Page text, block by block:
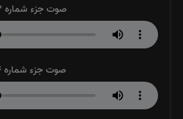
صوت جزء شماره 23
صوت جزء شماره 24